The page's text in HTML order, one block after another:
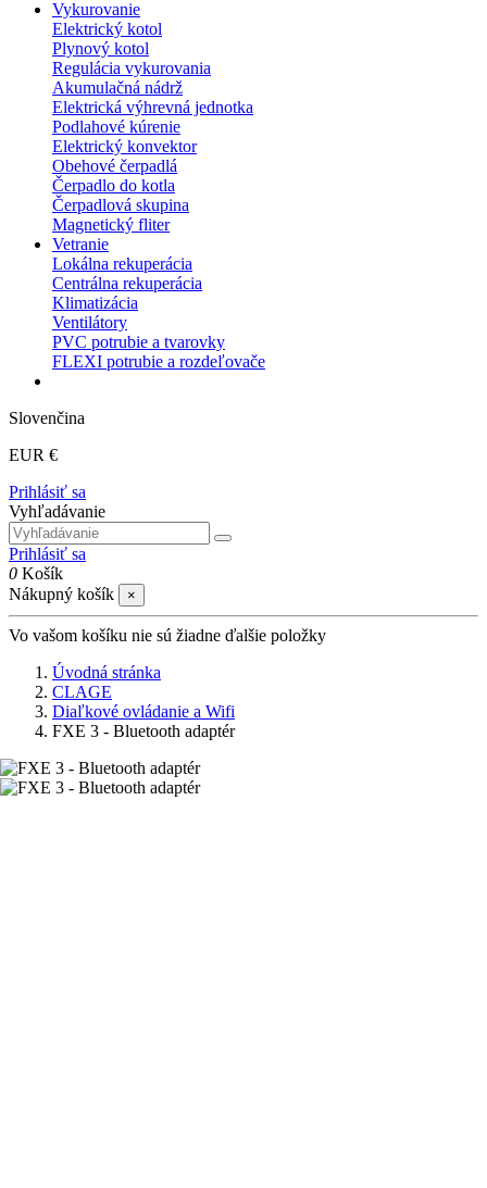
Vykurovanie
Elektrický kotol
Plynový kotol
Regulácia vykurovania
Akumulačná nádrž
Elektrická výhrevná jednotka
Podlahové kúrenie
Elektrický konvektor
Obehové čerpadlá
Čerpadlo do kotla
Čerpadlová skupina
Magnetický fliter
Vetranie
Lokálna rekuperácia
Centrálna rekuperácia
Klimatizácia
Ventilátory
PVC potrubie a tvarovky
FLEXI potrubie a rozdeľovače
Slovenčina
EUR €
Prihlásiť sa
Vyhľadávanie
Prihlásiť sa
0 Košík
Nákupný košík
×
Vo vašom košíku nie sú žiadne ďalšie položky
Úvodná stránka
CLAGE
Diaľkové ovládanie a Wifi
FXE 3 - Bluetooth adaptér